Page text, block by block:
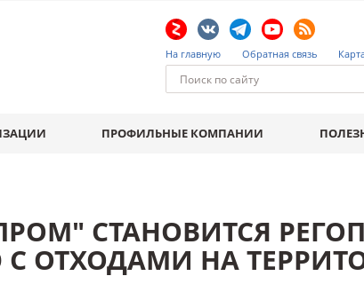
На главную Обратная связь
ПРОФИЛЬНЫЕ КОМПАНИИ
СТАНОВИТСЯ
ОТХОДАМИ НА